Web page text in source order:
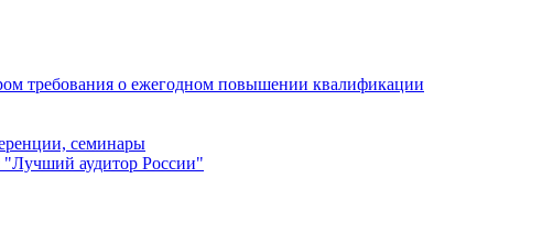
требования о ежегодном повышении квалификации
семинары
аудитор России"